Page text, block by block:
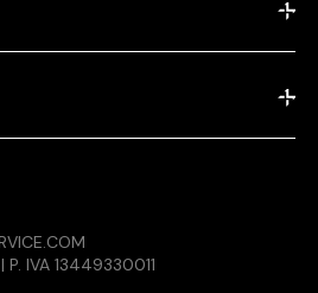
P. IVA 13449330011